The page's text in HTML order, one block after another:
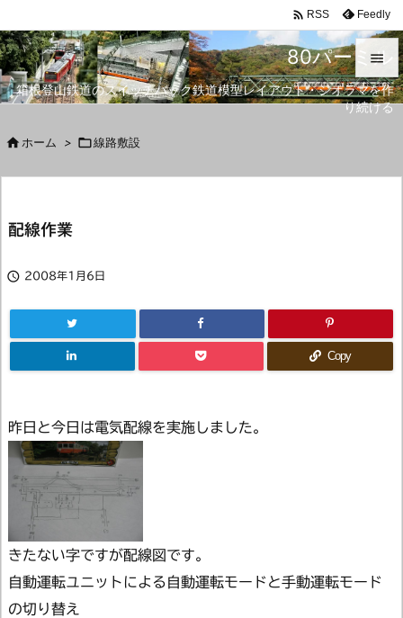
80パーミル
箱根登山鉄道のスイッチバック鉄道模型レイアウト・ジオラマを作
り続ける


メニュ
 RSS Feedly
 ホーム > 線路敷設
配線作業
 2008年1月6日
Copy
昨日と今日は電気配線を実施しました。
きたない字ですが配線図です。
自動運転ユニットによる自動運転モードと手動運転モード
の切り替え